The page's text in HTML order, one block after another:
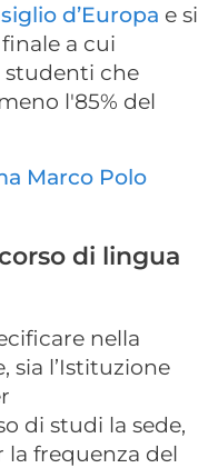
d’Europa e si
a cui
studenti che
l'85% del
Marco Polo
di lingua
nella
sia l’Istituzione
di studi la sede,
la frequenza del